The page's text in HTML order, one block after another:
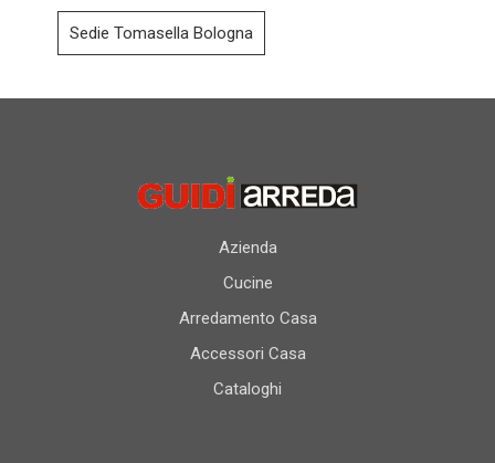
Sedie Tomasella Bologna
Azienda
Cucine
Arredamento Casa
Accessori Casa
Cataloghi